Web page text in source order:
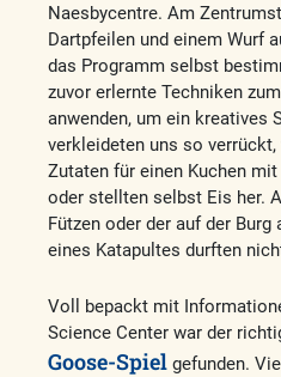
Naesbycentre. Am
Dartpfeilen und einem Wurf
das Programm selbst
zuvor erlernte Techniken
anwenden, um ein kreatives
verkleideten uns so verrückt,
Zutaten für einen Kuchen
oder stellten selbst Eis her.
Fützen oder der auf der Burg
eines Katapultes durften
Voll bepackt mit
Science Center war der
Goose-Spiel gefunden.